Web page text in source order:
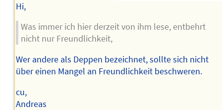
Hi,
Was immer ich hier derzeit von ihm lese, entbehrt
nicht nur Freundlichkeit,
Wer andere als Deppen bezeichnet, sollte sich nicht
über einen Mangel an Freundlichkeit beschweren.
cu,
Andreas